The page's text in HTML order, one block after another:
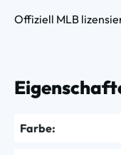
Offiziell MLB
Farbe: